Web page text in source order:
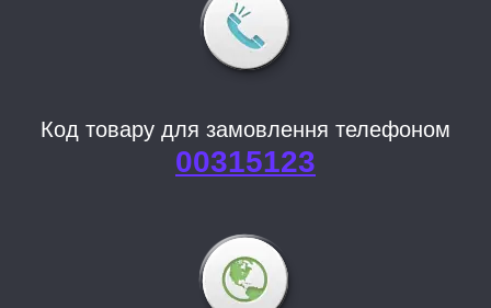
Код товару для замовлення телефоном
00315123